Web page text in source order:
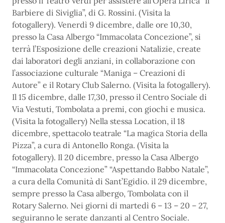
Barbiere di Siviglia”, di G. Rossini. (Visita la
fotogallery). Venerdì 9 dicembre, dalle ore 10,30,
presso la Casa Albergo “Immacolata Concezione”, si
terrà l’Esposizione delle creazioni Natalizie, create
dai laboratori degli anziani, in collaborazione con
l’associazione culturale “Maniga – Creazioni di
Autore” e il Rotary Club Salerno. (Visita la fotogallery).
Il 15 dicembre, dalle 17,30, presso il Centro Sociale di
Via Vestuti, Tombolata a premi, con giochi e musica.
(Visita la fotogallery) Nella stessa Location, il 18
dicembre, spettacolo teatrale “La magica Storia della
Pizza”, a cura di Antonello Ronga. (Visita la
fotogallery). Il 20 dicembre, presso la Casa Albergo
“Immacolata Concezione” “Aspettando Babbo Natale”,
a cura della Comunità di Sant’Egidio. il 29 dicembre,
sempre presso la Casa albergo, Tombolata con il
Rotary Salerno. Nei giorni di martedì 6 – 13 – 20 – 27,
seguiranno le serate danzanti al Centro Sociale.